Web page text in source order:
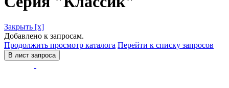
Закрыть [x]
Добавлено к запросам.
Продолжить просмотр каталога Перейти к списку запросов
В лист запроса